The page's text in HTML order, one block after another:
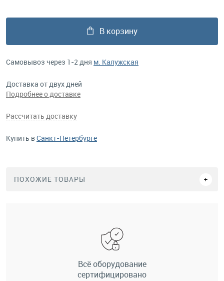
В корзину
Самовывоз через 1-2 дня м. Калужская
Доставка от двух дней
Подробнее о доставке
Рассчитать доставку
Купить вСанкт-Петербурге
ПОХОЖИЕ ТОВАРЫ
Всё оборудование
сертифицировано